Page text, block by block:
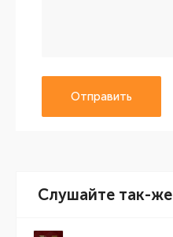
Отправить
Слушайте так-же